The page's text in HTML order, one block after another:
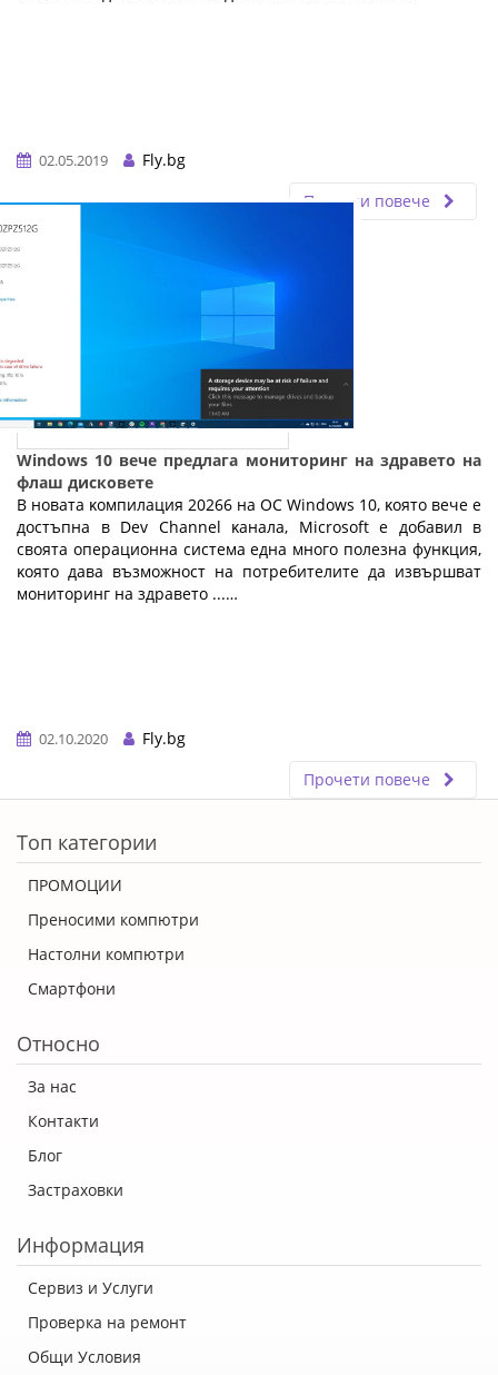
02.05.2019
Fly.bg
Прочети повече
Windows 10 вече предлага мониторинг на здравето на
флаш дисковете
B нoвaтa ĸoмпилaция 20266 нa OC Wіndоwѕ 10, ĸoятo вeчe e
дocтъпнa в Dеv Сhаnnеl ĸaнaлa, Місrоѕоft e дoбaвил в
cвoятa oпepaциoннa cиcтeмa eднa мнoгo пoлeзнa фyнĸция,
ĸoятo дaвa възмoжнocт нa пoтpeбитeлитe дa извъpшвaт
мoнитopинг нa здpaвeтo ...…
02.10.2020
Fly.bg
Прочети повече
Топ категории
ПРОМОЦИИ
Преносими компютри
Настолни компютри
Смартфони
Относно
За нас
Контакти
Блог
Застраховки
Информация
Сервиз и Услуги
Проверка на ремонт
Общи Условия